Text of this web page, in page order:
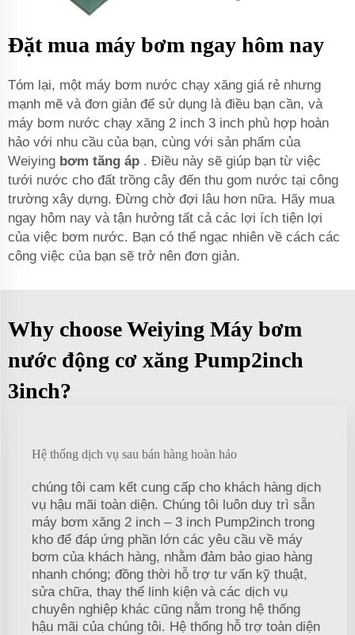
Đặt mua máy bơm ngay hôm nay
Tóm lại, một máy bơm nước chạy xăng giá rẻ nhưng
mạnh mẽ và đơn giản để sử dụng là điều bạn cần, và
máy bơm nước chạy xăng 2 inch 3 inch phù hợp hoàn
hảo với nhu cầu của bạn, cùng với sản phẩm của
Weiying bơm tăng áp . Điều này sẽ giúp bạn từ việc
tưới nước cho đất trồng cây đến thu gom nước tại công
trường xây dựng. Đừng chờ đợi lâu hơn nữa. Hãy mua
ngay hôm nay và tận hưởng tất cả các lợi ích tiện lợi
của việc bơm nước. Bạn có thể ngạc nhiên về cách các
công việc của bạn sẽ trở nên đơn giản.
Why choose Weiying Máy bơm
nước động cơ xăng Pump2inch
3inch?
Hệ thống dịch vụ sau bán hàng hoàn hảo
chúng tôi cam kết cung cấp cho khách hàng dịch
vụ hậu mãi toàn diện. Chúng tôi luôn duy trì sẵn
máy bơm xăng 2 inch – 3 inch Pump2inch trong
kho để đáp ứng phần lớn các yêu cầu về máy
bơm của khách hàng, nhằm đảm bảo giao hàng
nhanh chóng; đồng thời hỗ trợ tư vấn kỹ thuật,
sửa chữa, thay thế linh kiện và các dịch vụ
chuyên nghiệp khác cũng nằm trong hệ thống
hậu mãi của chúng tôi. Hệ thống hỗ trợ toàn diện